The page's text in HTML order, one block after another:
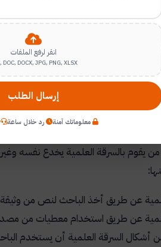
وأشكالها:
أن العملية التعليمية برمتها تعتبر
في كثير من الأحيان، وعمومًا فإن
الذي أخذها منه، وقد اعتبرت
من يقوم بالسرقة العلمية يخدع نفسه
عن طريق أخذ الباحث لنص من
عن طريق استخدام معطيات من
أشكال السرقة العلمية أن يستخدم
انقر لرفع الملفات
DOC, DOCX, JPG, PNG, XLSX
إرسال الطلب
معلوماتك آمنة رد خلال ساعة